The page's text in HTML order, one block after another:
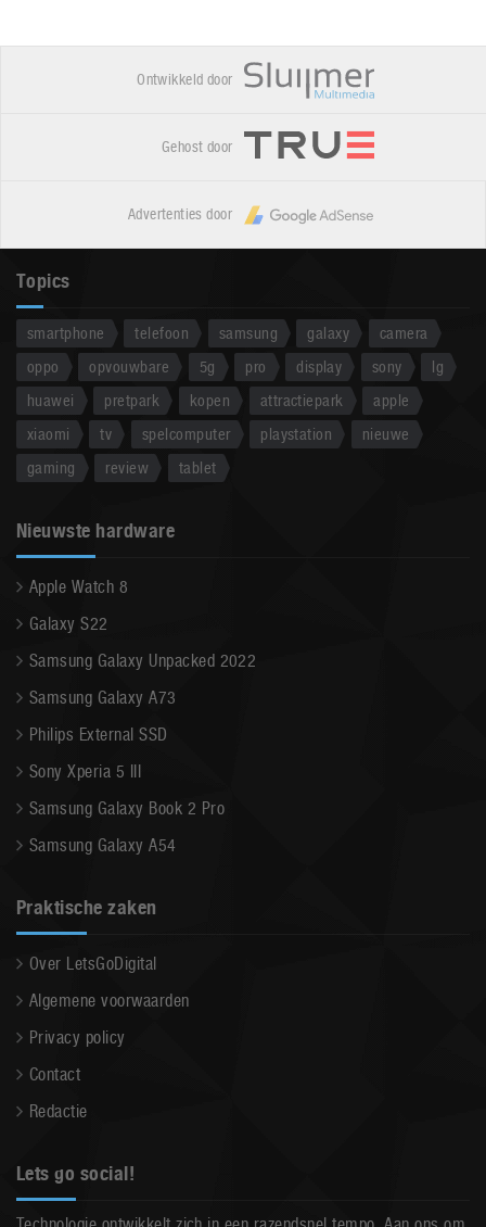
Ontwikkeld door
Gehost door
Advertenties door
Topics
smartphone telefoon samsung galaxy
camera
oppo
opvouwbare 5g pro display sony
lg
huawei
pretpark kopen attractiepark
apple
xiaomi
tv spelcomputer playstation
nieuwe
gaming
review tablet
Nieuwste hardware
Apple Watch 8
Galaxy S22
Samsung Galaxy Unpacked 2022
Samsung Galaxy A73
Philips External SSD
Sony Xperia 5 III
Samsung Galaxy Book 2 Pro
Samsung Galaxy A54
Praktische zaken
Over LetsGoDigital
Algemene voorwaarden
Privacy policy
Contact
Redactie
Lets go social!